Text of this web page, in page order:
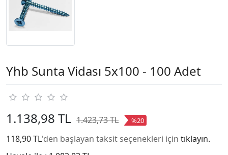
Yhb Sunta Vidası 5x100 - 100 Adet
1.138,98 TL 1.423,73 TL %20
118,90 TL'den başlayan taksit seçenekleri için tıklayın.